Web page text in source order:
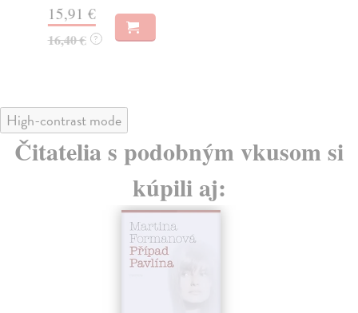
15,91 €
16,40 € ?
High-contrast mode
Čitatelia s podobným vkusom si
kúpili aj: